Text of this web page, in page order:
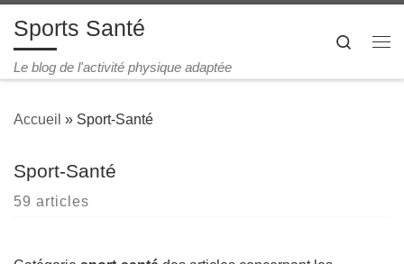
Passer au contenu
Sports Santé
Le blog de l'activité physique adaptée
Search
Accueil » Sport-Santé
Sport-Santé
59 articles